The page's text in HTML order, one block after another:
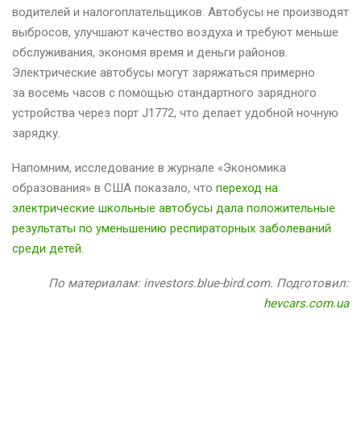
водителей и налогоплательщиков. Автобусы не производят
выбросов, улучшают качество воздуха и требуют меньше
обслуживания, экономя время и деньги районов.
Электрические автобусы могут заряжаться примерно
за восемь часов с помощью стандартного зарядного
устройства через порт J1772, что делает удобной ночную
зарядку.
Напомним, исследование в журнале «Экономика
образования» в США показало, что переход на
электрические школьные автобусы дала положительные
результаты по уменьшению респираторных заболеваний
среди детей.
По материалам: investors.blue-bird.com. Подготовил:
hevcars.com.ua